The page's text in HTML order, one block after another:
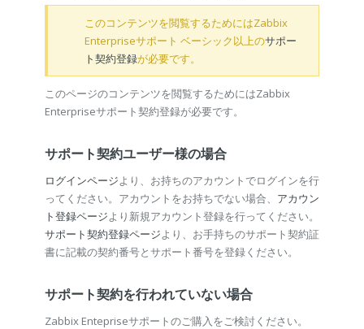
このコンテンツを閲覧するためにはZabbix
Enterpriseサポート ベーシック以上のサポー
ト契約登録が必要です。
このページのコンテンツを閲覧するためにはZabbix
Enterpriseサポート契約登録が必要です。
サポート契約ユーザー様の場合
ログインページより、お持ちのアカウントでログインを行
ってください。アカウントをお持ちでない場合、 アカウン
ト登録ページより新規アカウント登録を行ってください。
サポート契約登録ページより、お手持ちのサポート契約証
書に記載の契約番号とサポート番号を登録ください。
サポート契約を行われていない場合
Zabbix Entepriseサポートのご購入をご検討ください。